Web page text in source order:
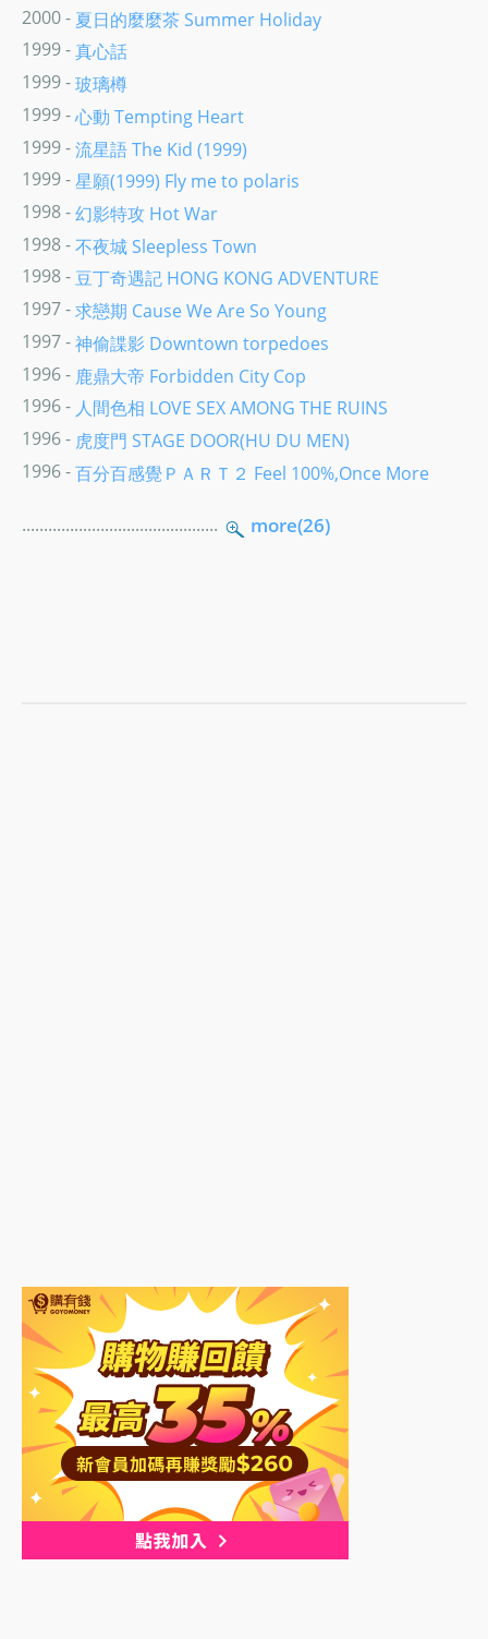
2000 - 夏日的麼麼茶 Summer Holiday
1999 -真心話
1999 -玻璃樽
1999 -心動 Tempting Heart
1999 -流星語 The Kid (1999)
1999 -星願(1999) Fly me to polaris
1998 -幻影特攻 Hot War
1998 -不夜城 Sleepless Town
1998 -豆丁奇遇記 HONG KONG ADVENTURE
1997 -求戀期 Cause We Are So Young
1997 -神偷諜影 Downtown torpedoes
1996 - 鹿鼎大帝 Forbidden City Cop
1996 - 人間色相 LOVE SEX AMONG THE RUINS
1996 - 虎度門 STAGE DOOR(HU DU MEN)
1996 -百分百感覺ＰＡＲＴ２ Feel 100%,Once More
............................................. more(26)